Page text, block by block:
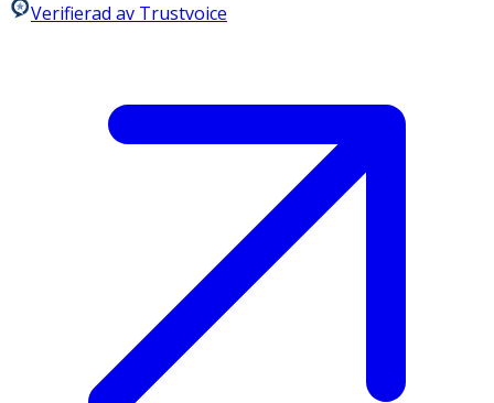
Verifierad av Trustvoice